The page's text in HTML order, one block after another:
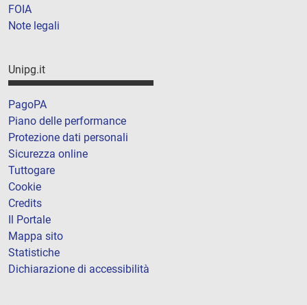
FOIA
Note legali
Unipg.it
PagoPA
Piano delle performance
Protezione dati personali
Sicurezza online
Tuttogare
Cookie
Credits
Il Portale
Mappa sito
Statistiche
Dichiarazione di accessibilità